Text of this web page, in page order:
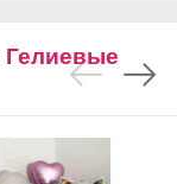
Гелиевые